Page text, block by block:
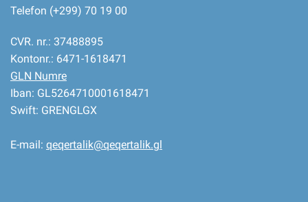
Tidsbestilling
Telefon (+299) 70 19 00
CVR. nr.: 37488895
Kontonr.: 6471-1618471
GLN Numre
Iban: GL5264710001618471
Swift: GRENGLGX
E-mail: qeqertalik@qeqertalik.gl